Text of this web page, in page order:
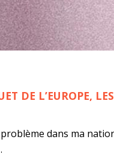
DE L’EUROPE, LES
problème dans ma